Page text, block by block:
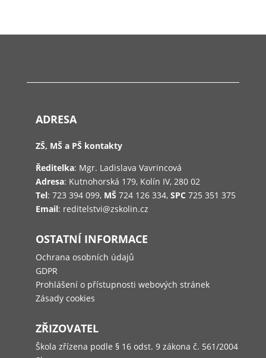
ADRESA
ZŠ, MŠ a PŠ kontakty
Ředitelka: Mgr. Ladislava Vavrincová
Adresa: Kutnohorská 179, Kolín IV, 280 02
Tel: 723 394 099, MŠ 724 126 334, SPC 725 351 375
Email: reditelstvi@zskolin.cz
OSTATNÍ INFORMACE
Ochrana osobních údajů
GDPR
Prohlášení o přístupnosti webových stránek
Zásady cookies
ZŘIZOVATEL
Škola zřízena podle § 16 odst. 9 zákona č. 561/2004